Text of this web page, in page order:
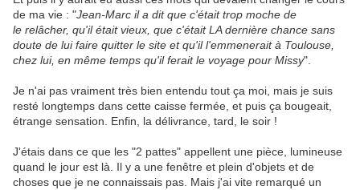
de ma vie : "Jean-Marc il a dit que c'était trop moche de
le relâcher, qu'il était vieux, que c'était LA dernière chance sans
doute de lui faire quitter le site et qu'il l'emmenerait à Toulouse,
chez lui, en même temps qu'il ferait le voyage pour Missy".
Je n'ai pas vraiment très bien entendu tout ça moi, mais je suis
resté longtemps dans cette caisse fermée, et puis ça bougeait,
étrange sensation. Enfin, la délivrance, tard, le soir !
J'étais dans ce que les "2 pattes" appellent une pièce, lumineuse
quand le jour est là. Il y a une fenêtre et plein d'objets et de
choses que je ne connaissais pas. Mais j'ai vite remarqué un